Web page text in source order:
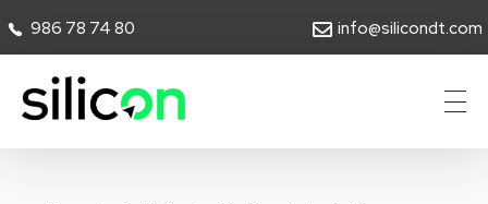
986 78 74 80 info@silicondt.com